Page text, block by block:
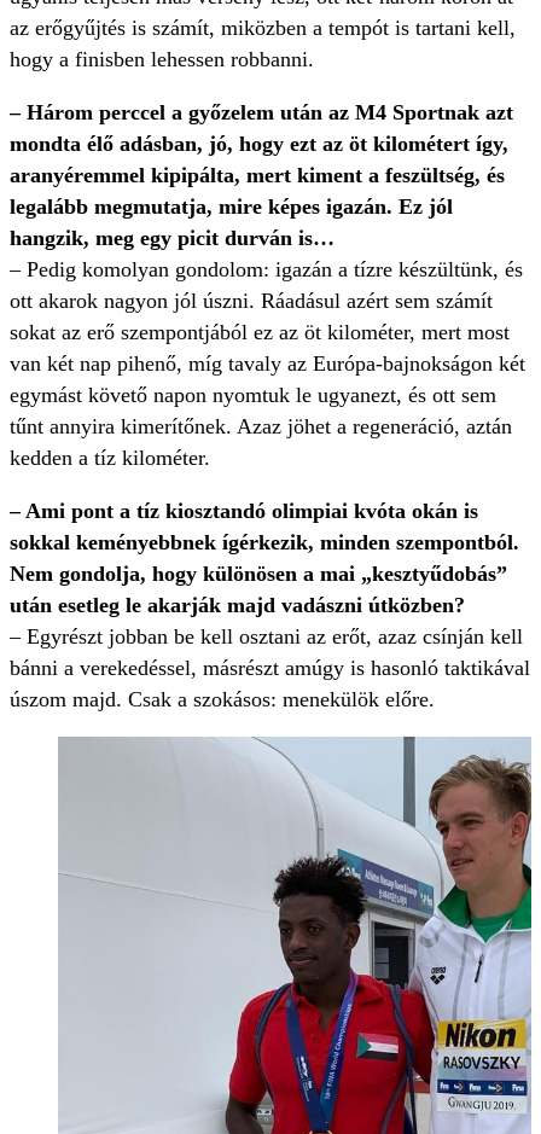
az erőgyűjtés is számít, miközben a tempót is tartani kell,
hogy a finisben lehessen robbanni.
– Három perccel a győzelem után az M4 Sportnak azt
mondta élő adásban, jó, hogy ezt az öt kilométert így,
aranyéremmel kipipálta, mert kiment a feszültség, és
legalább megmutatja, mire képes igazán. Ez jól
hangzik, meg egy picit durván is…
– Pedig komolyan gondolom: igazán a tízre készültünk, és
ott akarok nagyon jól úszni. Ráadásul azért sem számít
sokat az erő szempontjából ez az öt kilométer, mert most
van két nap pihenő, míg tavaly az Európa-bajnokságon két
egymást követő napon nyomtuk le ugyanezt, és ott sem
tűnt annyira kimerítőnek. Azaz jöhet a regeneráció, aztán
kedden a tíz kilométer.
–Ami pont a tíz kiosztandó olimpiai kvóta okán is
sokkal keményebbnek ígérkezik, minden szempontból.
Nem gondolja, hogy különösen a mai „kesztyűdobás”
után esetleg le akarják majd vadászni útközben?
– Egyrészt jobban be kell osztani az erőt, azaz csínján kell
bánni a verekedéssel, másrészt amúgy is hasonló taktikával
úszom majd. Csak a szokásos: menekülök előre.